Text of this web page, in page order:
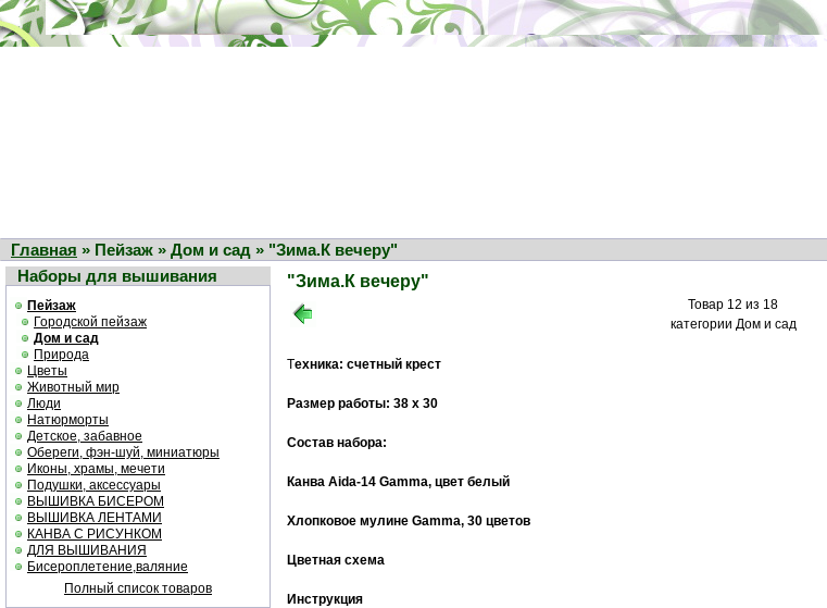
Главная » Пейзаж » Дом и сад » "Зима.К вечеру"
Наборы для вышивания
Пейзаж
Городской пейзаж
Дом и сад
Природа
Цветы
Животный мир
Люди
Натюрморты
Детское, забавное
Обереги, фэн-шуй, миниатюры
Иконы, храмы, мечети
Подушки, аксессуары
ВЫШИВКА БИСЕРОМ
ВЫШИВКА ЛЕНТАМИ
КАНВА С РИСУНКОМ
ДЛЯ ВЫШИВАНИЯ
Бисероплетение,валяние
Полный список товаров
"Зима.К вечеру"
Товар 12 из 18
категории Дом и сад
Техника: счетный крест
Размер работы: 38 х 30
Состав набора:
Канва Aida-14 Gamma, цвет белый
Хлопковое мулине Gamma, 30 цветов
Цветная cхема
Инструкция